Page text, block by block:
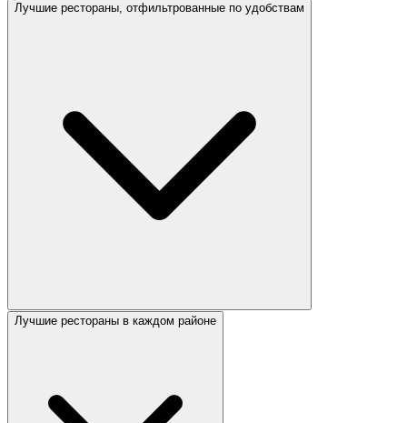
Лучшие рестораны, отфильтрованные по удобствам
Лучшие рестораны в каждом районе